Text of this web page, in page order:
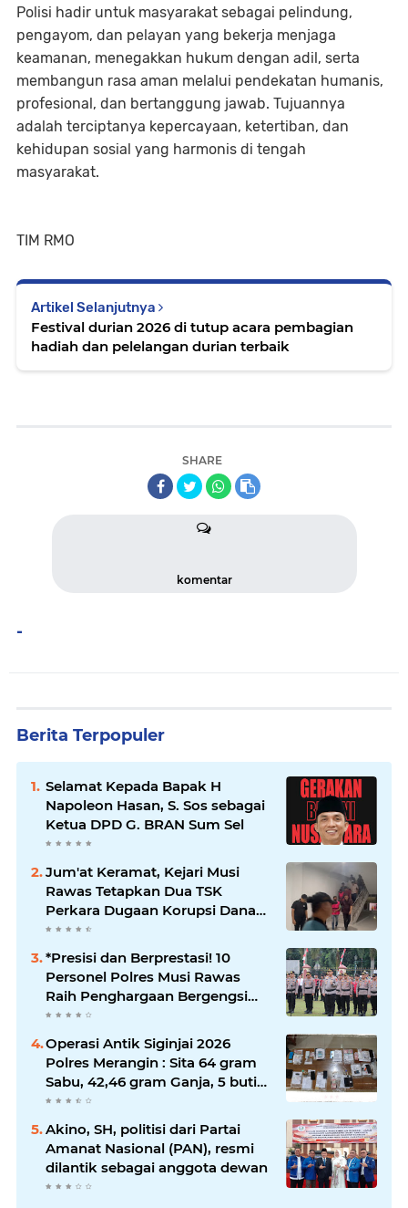
Polisi hadir untuk masyarakat sebagai pelindung,
pengayom, dan pelayan yang bekerja menjaga
keamanan, menegakkan hukum dengan adil, serta
membangun rasa aman melalui pendekatan humanis,
profesional, dan bertanggung jawab. Tujuannya
adalah terciptanya kepercayaan, ketertiban, dan
kehidupan sosial yang harmonis di tengah
masyarakat.
TIM RMO
Artikel Selanjutnya
Festival durian 2026 di tutup acara pembagian
hadiah dan pelelangan durian terbaik
SHARE
komentar
-
Berita Terpopuler
Selamat Kepada Bapak H
Napoleon Hasan, S. Sos sebagai
Ketua DPD G. BRAN Sum Sel
Jum'at Keramat, Kejari Musi
Rawas Tetapkan Dua TSK
Perkara Dugaan Korupsi Dana
Peremajaan PSR
*Presisi dan Berprestasi! 10
Personel Polres Musi Rawas
Raih Penghargaan Bergengsi
dari Kapolda Sumsel*
Operasi Antik Siginjai 2026
Polres Merangin : Sita 64 gram
Sabu, 42,46 gram Ganja, 5 butir
extasi, dan Amankan 21 Orang
Tersangka
Akino, SH, politisi dari Partai
Amanat Nasional (PAN), resmi
dilantik sebagai anggota dewan